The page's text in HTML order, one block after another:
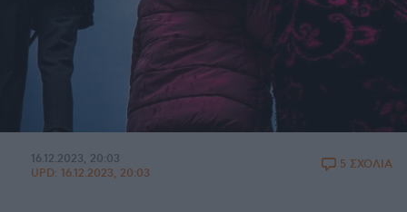
16.12.2023, 20:03
UPD: 16.12.2023, 20:03
5 ΣΧΟΛΙΑ